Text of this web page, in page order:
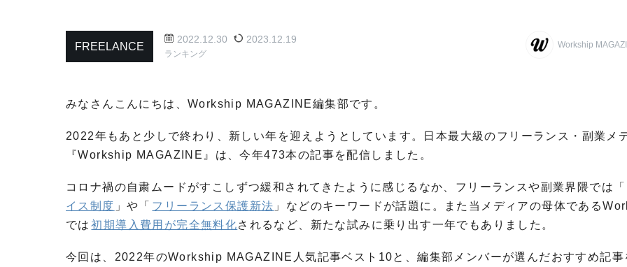
FREELANCE Workship
2022.12.30 2023.12.19
ランキング
みなさんこんにちは、Workship MAGAZINE編集部です。
2022年もあと少しで終わり、新しい年を迎えようとしています。日本最大級のフリーランス・副業メ
『Workship MAGAZINE』は、今年473本の記事を配信しました。
コロナ禍の自粛ムードがすこしずつ緩和されてきたように感じるなか、フリーランスや副業界隈では「
イス制度 」や「 フリーランス保護新法 」などのキーワードが話題に。また当メディアの母体である
では 初期導入費用が完全無料化されるなど、新たな試みに乗り出す一年でもありました。
今回は、2022年のWorkship MAGAZINE人気記事ベスト10と、編集部メンバーが選んだおすすめ記事